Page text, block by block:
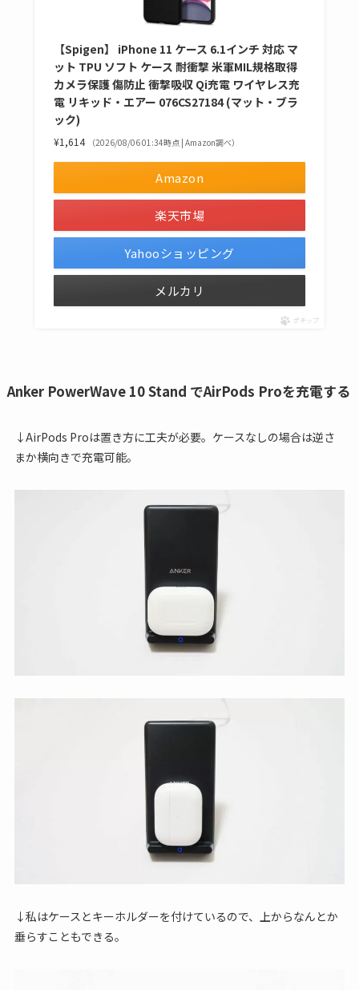
【Spigen】 iPhone 11 ケース 6.1インチ 対応 マ
ット TPU ソフト ケース 耐衝撃 米軍MIL規格取得
カメラ保護 傷防止 衝撃吸収 Qi充電 ワイヤレス充
電 リキッド・エアー 076CS27184 (マット・ブラ
ック)
¥1,614 （2026/08/06 01:34時点 | Amazon調べ）
Amazon
楽天市場
Yahooショッピング
メルカリ
ポチップ
Anker PowerWave 10 Stand でAirPods Proを充電する
↓AirPods Proは置き方に工夫が必要。ケースなしの場合は逆さ
まか横向きで充電可能。
↓私はケースとキーホルダーを付けているので、上からなんとか
垂らすこともできる。